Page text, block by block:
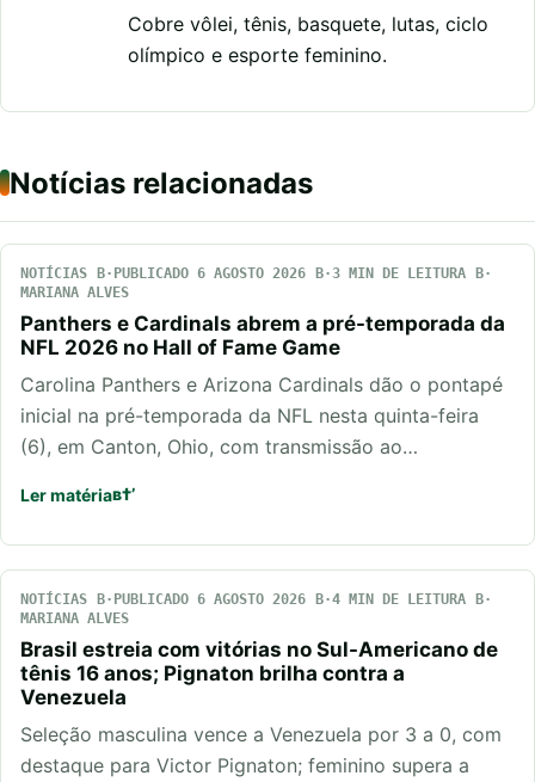
Cobre vôlei, tênis, basquete, lutas, ciclo
olímpico e esporte feminino.
Notícias relacionadas
NOTÍCIAS PUBLICADO 6 AGOSTO 2026
3 MIN DE LEITURA
MARIANA ALVES
Panthers e Cardinals abrem a pré-temporada da
NFL 2026 no Hall of Fame Game
Carolina Panthers e Arizona Cardinals dão o pontapé
inicial na pré-temporada da NFL nesta quinta-feira
(6), em Canton, Ohio, com transmissão ao…
Ler matéria
NOTÍCIAS PUBLICADO 6 AGOSTO 2026
4 MIN DE LEITURA
MARIANA ALVES
Brasil estreia com vitórias no Sul-Americano de
tênis 16 anos; Pignaton brilha contra a
Venezuela
Seleção masculina vence a Venezuela por 3 a 0, com
destaque para Victor Pignaton; feminino supera a